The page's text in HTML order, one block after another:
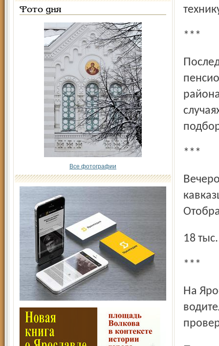
Фото дня
Все фотографии
***
Последние деньги похищены у пенсионера и
***
Вечером 16 марта в помещении кафе на улице Урицкого
18
***
На Ярославской улице Данилова у молодого человека,